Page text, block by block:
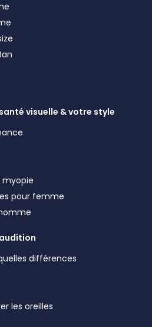
visuelle & votre style
myopie
pour femme
différences
les oreilles